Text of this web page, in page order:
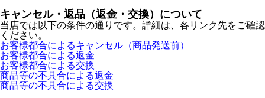
キャンセル・返品（返金・交換）について
当店では以下の条件の通りです。詳細は、各リンク先をご確認
ください。
お客様都合によるキャンセル（商品発送前）
お客様都合による返金
お客様都合による交換
商品等の不具合による返金
商品等の不具合による交換